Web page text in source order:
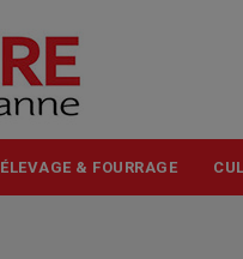
ÉLEVAGE & FOURRAGE